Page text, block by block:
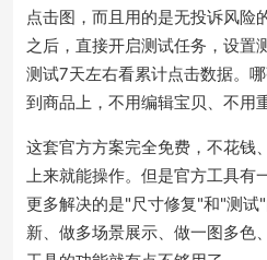
点击图，而且用的是无投诉风险
之后，直接开启测试任务，设置
测试7天左右看累计点击数据。
到商品上，不用编辑宝贝、不用
这套官方方案完全免费，不花钱
上来就能操作。但是官方工具
更多解决的是"尺寸修复"和"测试
新、做多场景展示、做一图多色